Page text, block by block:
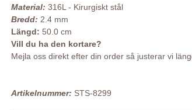
Material: 316L - Kirurgiskt stål
Bredd: 2.4 mm
Längd: 50.0 cm
Vill du ha den kortare?
Mejla oss direkt efter din order så justerar vi
Artikelnummer: STS-8299